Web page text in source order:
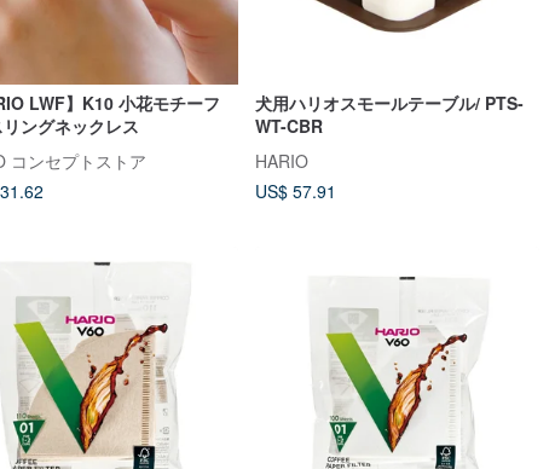
LWF】K10 小花モチーフ
ングネックレス
コンセプトストア
犬用ハリオスモールテーブル/ PTS-
WT-CBR
HARIO
US$ 57.91